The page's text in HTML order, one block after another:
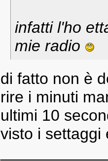
infatti l'ho
mie radio
di fatto non è
rire i minuti
ultimi 10
visto i settaggi